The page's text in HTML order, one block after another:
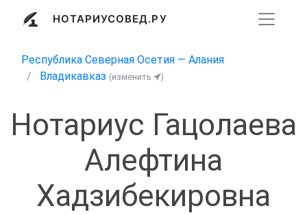
НОТАРИУСОВЕД.РУ
Республика Северная Осетия — Алания
Владикавказ (изменить )
Нотариус Гацолаева
Алефтина
Хадзибекировна